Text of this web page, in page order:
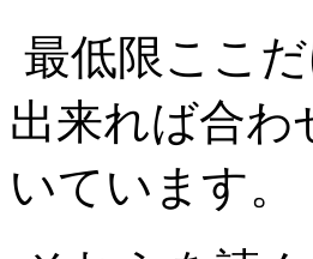
最低限ここ
出来れば合
いています。